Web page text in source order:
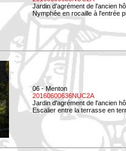
Jardin d'agrément de l'ancien
Nymphée en rocaille à l'entrée
06 - Menton
20160600636NUC2A
Jardin d'agrément de l'ancien
Escalier entre la terrasse en